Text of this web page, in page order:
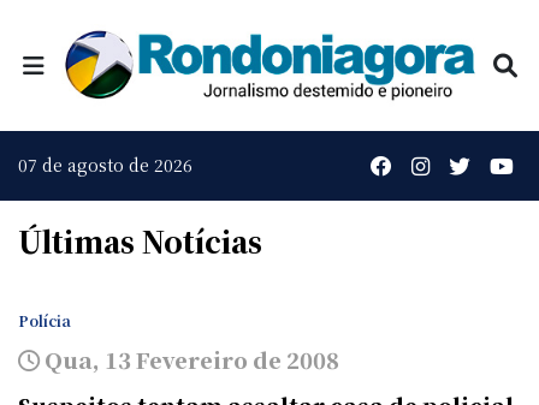
07 de agosto de 2026
Últimas Notícias
Polícia
Qua, 13 Fevereiro de 2008